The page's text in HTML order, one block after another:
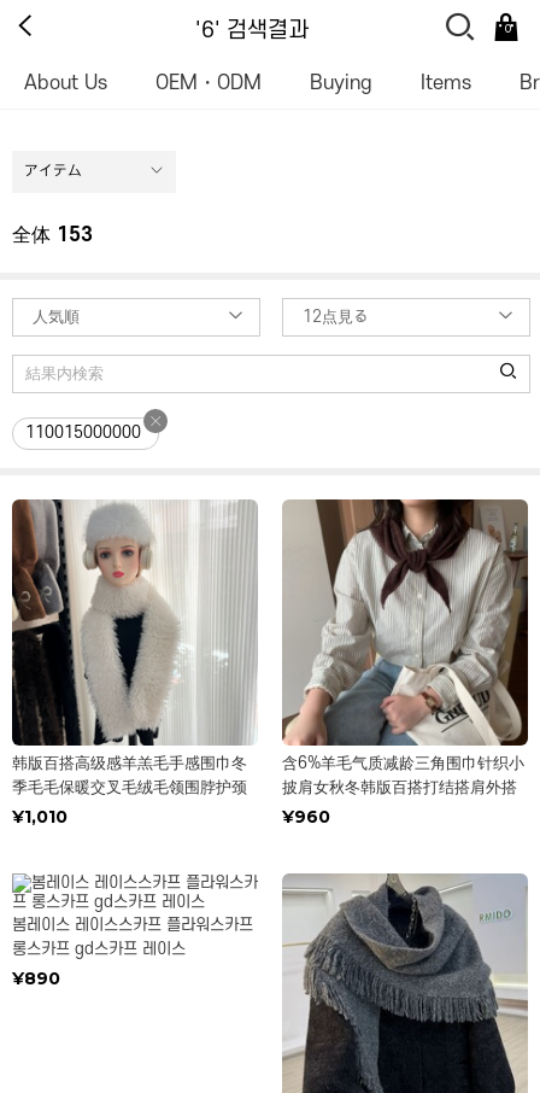
'6' 검색결과 0
About Us OEM・ODM Buying Items
アイテム
全体 153
人気順 12点見る
110015000000
韩版百搭高级感羊羔毛手感围巾冬
季毛毛保暖交叉毛绒毛领围脖护颈
¥1,010
含6%羊毛气质减龄三角围巾针织小
披肩女秋冬韩版百搭打结搭肩外搭
¥960
봄레이스 레이스스카프 플라워스카프
롱스카프 gd스카프 레이스
¥890